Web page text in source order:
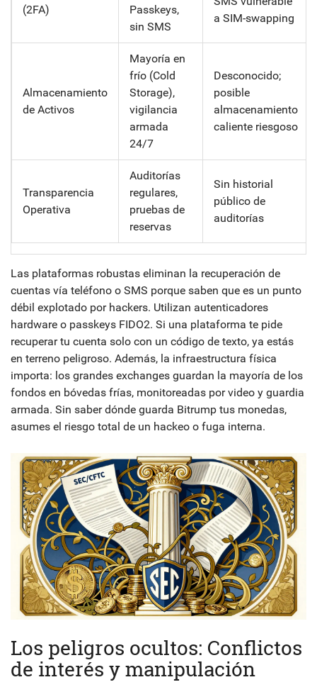
(2FA)
Passkeys,
sin SMS
a SIM-swapping
Almacenamiento
de Activos
Mayoría en
frío (Cold
Storage),
vigilancia
armada
24/7
Desconocido;
posible
almacenamiento
caliente riesgoso
Transparencia
Operativa
Auditorías
regulares,
pruebas de
reservas
Sin historial
público de
auditorías
Las plataformas robustas eliminan la recuperación de
cuentas vía teléfono o SMS porque saben que es un punto
débil explotado por hackers. Utilizan autenticadores
hardware o passkeys FIDO2. Si una plataforma te pide
recuperar tu cuenta solo con un código de texto, ya estás
en terreno peligroso. Además, la infraestructura física
importa: los grandes exchanges guardan la mayoría de los
fondos en bóvedas frías, monitoreadas por video y guardia
armada. Sin saber dónde guarda Bitrump tus monedas,
asumes el riesgo total de un hackeo o fuga interna.
Los peligros ocultos: Conflictos
de interés y manipulación